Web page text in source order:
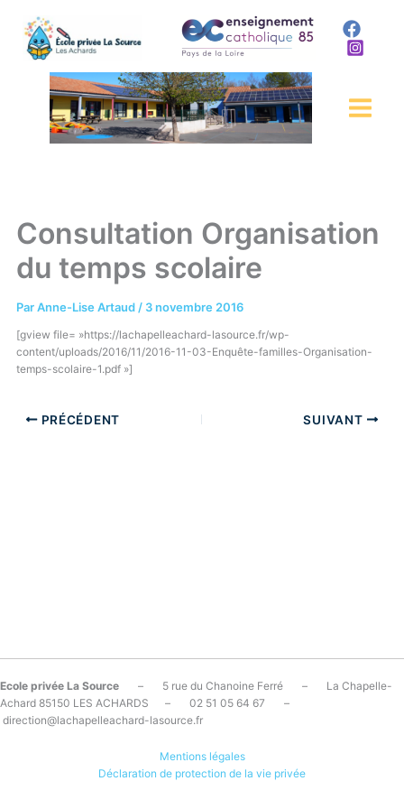
contenu
Consultation Organisation
du temps scolaire
ParAnne-Lise Artaud / 3 novembre 2016
[gview file= »https://lachapelleachard-lasource.fr/wp-
content/uploads/2016/11/2016-11-03-Enquête-familles-Organisation-
temps-scolaire-1.pdf »]
PRÉCÉDENT SUIVANT
Ecole privée La Source – 5 rue du Chanoine Ferré – La Chapelle-
Achard 85150 LES ACHARDS – 02 51 05 64 67 –
direction@lachapelleachard-lasource.fr
Mentions légales
Déclaration de protection de la vie privée